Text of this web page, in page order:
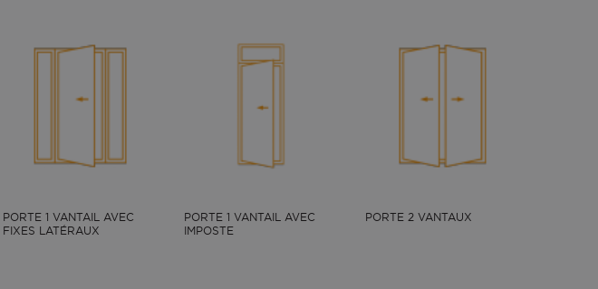
PORTE 1 VANTAIL AVEC
FIXES LATÉRAUX
PORTE 1 VANTAIL AVEC
IMPOSTE
PORTE 2 VANTAUX